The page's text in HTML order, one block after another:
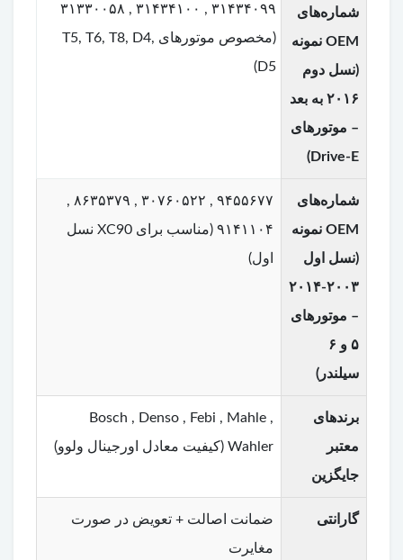
شماره‌های
OEM نمونه
(نسل دوم
۲۰۱۶ به بعد
– موتورهای
Drive-E)
۳۱۴۳۴۰۹۹ , ۳۱۴۳۴۱۰۰ , ۳۱۳۳۰۰۵۸
(مخصوص موتورهای T5, T6, T8, D4,
D5)
شماره‌های
OEM نمونه
(نسل اول
۲۰۰۳-۲۰۱۴
– موتورهای
۵ و ۶
سیلندر)
۹۴۵۵۶۷۷ , ۳۰۷۶۰۵۲۲ , ۸۶۳۵۳۷۹ ,
۹۱۴۱۱۰۴ (مناسب برای XC90 نسل
اول)
برندهای
معتبر
جایگزین
Bosch , Denso , Febi , Mahle ,
Wahler (کیفیت معادل اورجینال ولوو)
گارانتی
ضمانت اصالت + تعویض در صورت
مغایرت